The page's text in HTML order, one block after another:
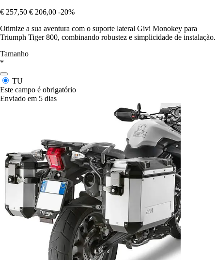
€ 257,50 € 206,00 -20%
Otimize a sua aventura com o suporte lateral Givi Monokey para
Triumph Tiger 800, combinando robustez e simplicidade de instalação.
Tamanho
*
TU
Este campo é obrigatório
Enviado em 5 dias